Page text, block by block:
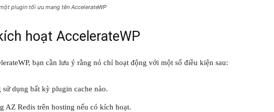
plugin tối ưu mang tên AccelerateWP
hoạt AccelerateWP
bạn cần lưu ý rằng nó chỉ hoạt động với một số điều kiện sau:
sử dụng bất kỳ plugin cache nào.
AZ Redis trên hosting nếu có kích hoạt.